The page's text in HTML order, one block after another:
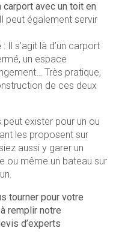
carport avec un toit en
peut également servir
: Il s’agit là d’un carport
un espace
Très pratique,
de ces deux
exister pour un ou
les proposent sur
aussi y garer un
ou même un bateau sur
tourner pour votre
remplir notre
d’experts